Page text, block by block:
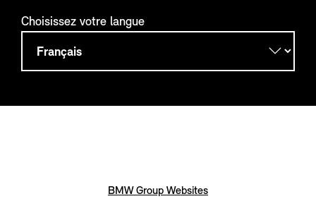
Choisissez votre langue
BMW Group Websites